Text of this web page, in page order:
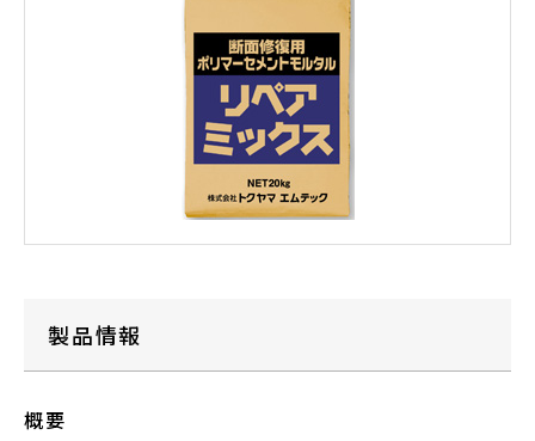
製品情報
概要